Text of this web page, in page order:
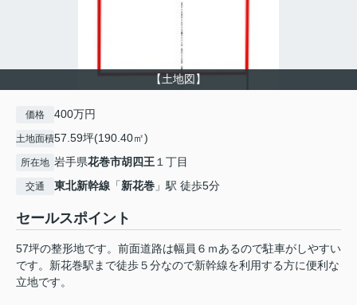
【土地図】
価格 400万円
土地面積57.59坪(190.40㎡)
所在地 岩手県花巻市胡四王 １丁目
交通 東北新幹線 「新花巻 」駅 徒歩5分
セールスポイント
57坪の整形地です。前面道路は幅員６ｍあるので駐車がしやすい
です。新花巻駅まで徒歩５分なので新幹線を利用する方に便利な
立地です。